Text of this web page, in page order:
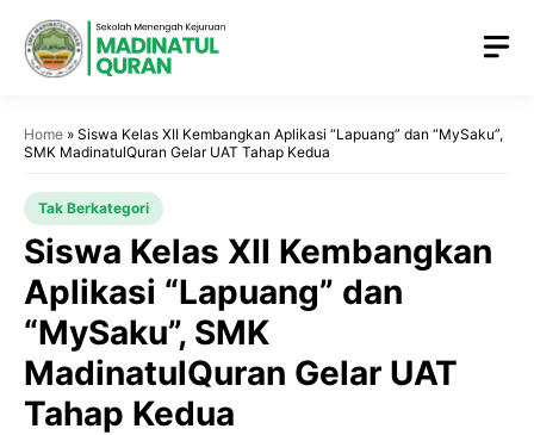
Home » Siswa Kelas XII Kembangkan Aplikasi “Lapuang” dan “MySaku”,
SMK MadinatulQuran Gelar UAT Tahap Kedua
Tak Berkategori
Siswa Kelas XII Kembangkan
Aplikasi “Lapuang” dan
“MySaku”, SMK
MadinatulQuran Gelar UAT
Tahap Kedua